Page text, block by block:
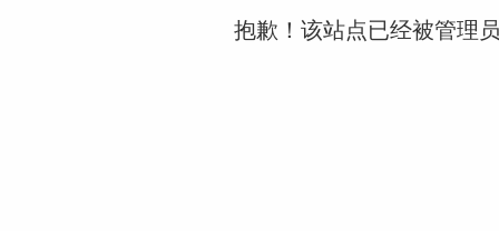
抱歉！该站点已经被管理